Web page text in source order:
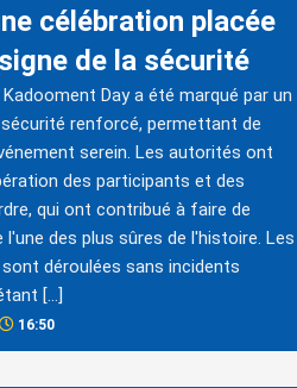
célébration placée
de la sécurité
Day a été marqué par un
renforcé, permettant de
serein. Les autorités ont
des participants et des
qui ont contribué à faire de
des plus sûres de l'histoire. Les
déroulées sans incidents
[…]
16:50